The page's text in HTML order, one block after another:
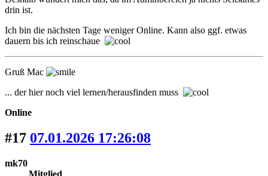
drin ist.
Ich bin die nächsten Tage weniger Online. Kann also ggf. etwas
dauern bis ich reinschaue
Gruß Mac
... der hier noch viel lernen/herausfinden muss
Online
#17 07.01.2026 17:26:08
mk70
Mitglied